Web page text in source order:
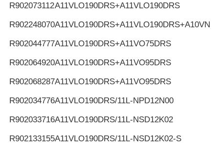
R902073112A11VLO190DRS+A11VLO190DRS
R902248070
R902044777A11VLO190DRS+A11VO75DRS
R902064920A11VLO190DRS+A11VO95DRS
R902068287A11VLO190DRS+A11VO95DRS
R902034776A11VLO190DRS/11L-NPD12N00
R902033716A11VLO190DRS/11L-NSD12K02
R902133155A11VLO190DRS/11L-NSD12K02-S